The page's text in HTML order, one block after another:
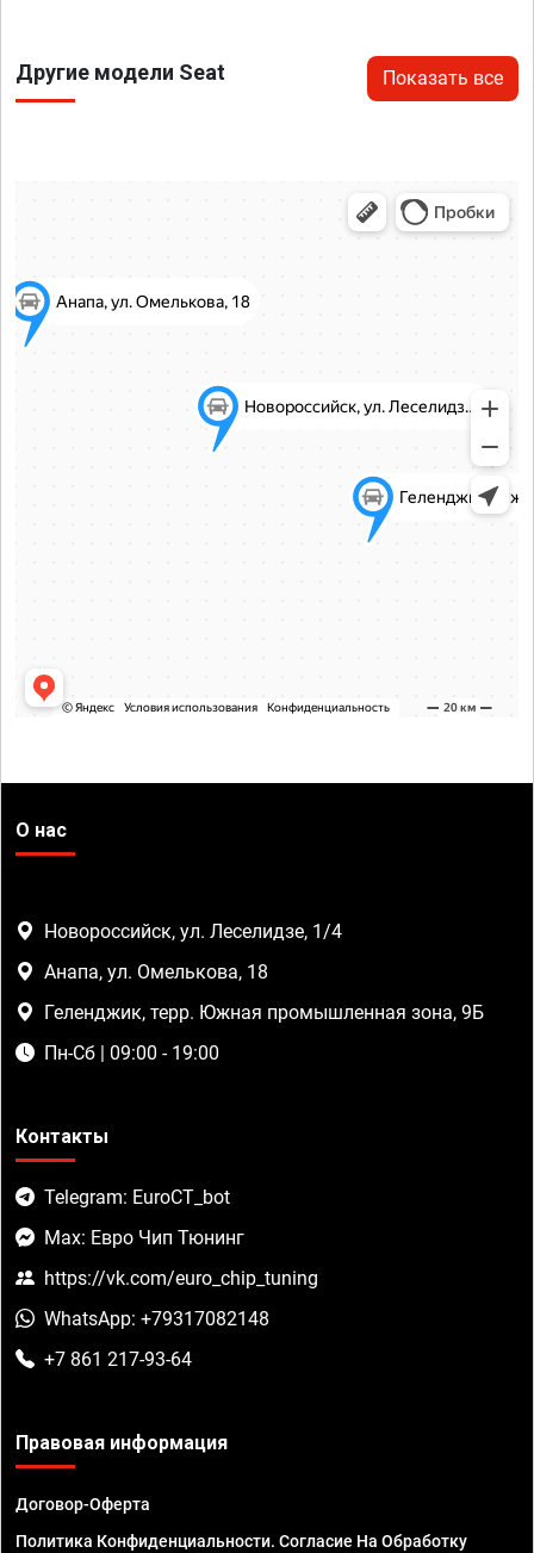
Другие модели Seat Показать все
О нас
Новороссийск, ул. Леселидзе, 1/4
Анапа, ул. Омелькова, 18
Геленджик, терр. Южная промышленная зона, 9Б
Пн-Сб | 09:00 - 19:00
Контакты
Telegram: EuroCT_bot
Max: Евро Чип Тюнинг
https://vk.com/euro_chip_tuning
WhatsApp: +79317082148
+7 861 217-93-64
Правовая информация
Договор-Оферта
Политика Конфиденциальности. Согласие На Обработку